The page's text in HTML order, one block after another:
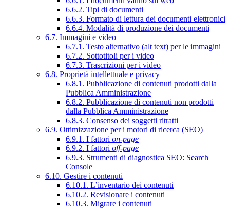
6.6.2. Tipi di documenti
6.6.3. Formato di lettura dei documenti elettronici
6.6.4. Modalità di produzione dei documenti
6.7. Immagini e video
6.7.1. Testo alternativo (alt text) per le immagini
6.7.2. Sottotitoli per i video
6.7.3. Trascrizioni per i video
6.8. Proprietà intellettuale e privacy
6.8.1. Pubblicazione di contenuti prodotti dalla
Pubblica Amministrazione
6.8.2. Pubblicazione di contenuti non prodotti
dalla Pubblica Amministrazione
6.8.3. Consenso dei soggetti ritratti
6.9. Ottimizzazione per i motori di ricerca (SEO)
6.9.1. I fattori on-page
6.9.2. I fattori off-page
6.9.3. Strumenti di diagnostica SEO: Search
Console
6.10. Gestire i contenuti
6.10.1. L’inventario dei contenuti
6.10.2. Revisionare i contenuti
6.10.3. Migrare i contenuti